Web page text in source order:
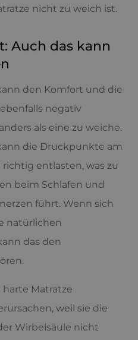
nicht zu weich ist.
Auch das kann
den Komfort und die
negativ
als eine zu weiche.
die Druckpunkte am
entlasten, was zu
beim Schlafen und
führt. Wenn sich
natürlichen
das den
Matratze
weil sie die
Wirbelsäule nicht